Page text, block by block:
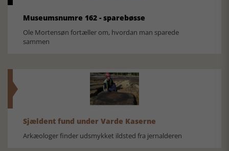
Museumsnumre 162 - sparebøsse
Ole Mortensøn fortæller om, hvordan man sparede
sammen
Sjældent fund under Varde Kaserne
Arkæologer finder udsmykket ildsted fra jernalderen